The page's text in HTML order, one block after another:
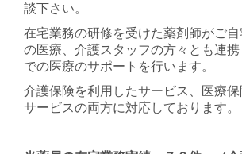
談下さい。
在宅業務の研修を受けた薬剤師がご
の医療、介護スタッフの方々とも連
での医療のサポートを行います。
介護保険を利用したサービス、医療
サービスの両方に対応しております。